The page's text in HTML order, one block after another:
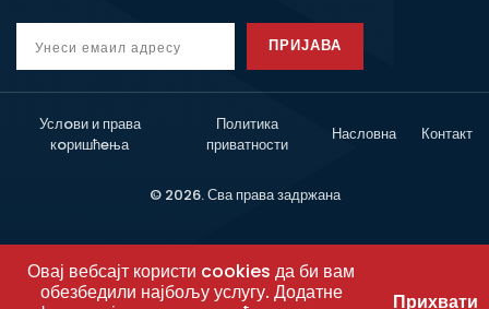
ПРИЈАВА
Услoви и права
кoришћeња
Политика
приватности
Насловна Контакт
© 2026. Сва права задржана
Овај вебсајт користи cookies да би вам
обезбедили најбољу услугу. Додатне
Прихвати